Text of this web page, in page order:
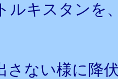
ルキスタンを
さない様に降